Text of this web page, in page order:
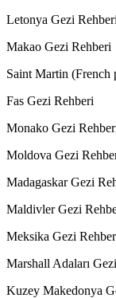
Letonya Gezi Rehberi
Makao Gezi Rehberi
Saint Martin (French
Fas Gezi Rehberi
Monako Gezi
Moldova Gezi
Madagaskar Gezi
Maldivler Gezi
Meksika Gezi
Marshall Adaları
Kuzey Makedonya